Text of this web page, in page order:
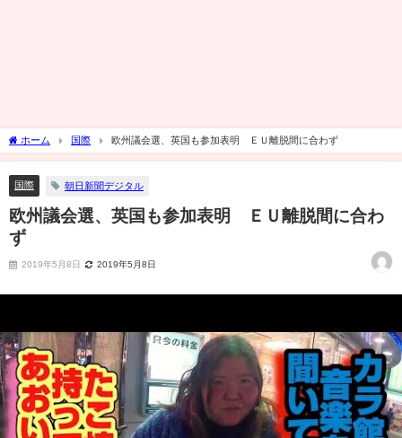
ホーム 国際 欧州議会選、英国も参加表明 ＥＵ離脱間に合わず
国際 朝日新聞デジタル
欧州議会選、英国も参加表明 ＥＵ離脱間に合わ
ず
2019年5月8日 2019年5月8日